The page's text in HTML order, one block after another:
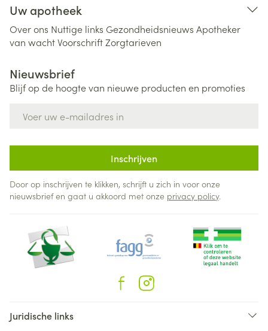
Uw apotheek
Over ons Nuttige links Gezondheidsnieuws Apotheker
van wachtVoorschriftZorgtarieven
Nieuwsbrief
Blijf op de hoogte van nieuwe producten en promoties
Inschrijven
Door op inschrijven te klikken, schrijft u zich in voor onze
nieuwsbrief en gaat u akkoord met onze privacy policy.
Juridische links